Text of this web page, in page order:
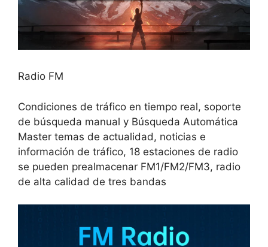
Radio FM
Condiciones de tráfico en tiempo real, soporte
de búsqueda manual y Búsqueda Automática
Master temas de actualidad, noticias e
información de tráfico, 18 estaciones de radio
se pueden prealmacenar FM1/FM2/FM3, radio
de alta calidad de tres bandas